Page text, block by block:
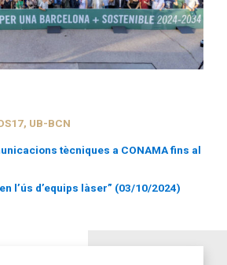
, UB-BCN
tècniques a CONAMA fins al
l’ús d’equips làser” (03/10/2024)